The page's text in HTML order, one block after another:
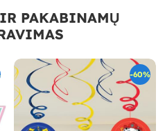
PAKABINAMŲ
-60%